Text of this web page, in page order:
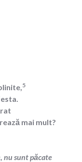
5
mai mult?
nu sunt păcate